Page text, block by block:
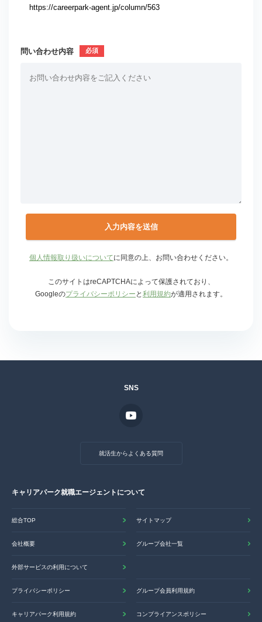
問い合わせ内容
個人情報取り扱いについてに同意の上、お問い合わせください。
このサイトはreCAPTCHAによって保護されており、
Googleのプライバシーポリシー と 利用規約が適用されます。
SNS
就活生からよくある質問
キャリアパーク就職エージェントについて
総合TOP サイトマップ
会社概要 グループ会社一覧
外部サービスの利用について
プライバシーポリシー グループ会員利用規約
キャリアパーク利用規約 コンプライアンスポリシー